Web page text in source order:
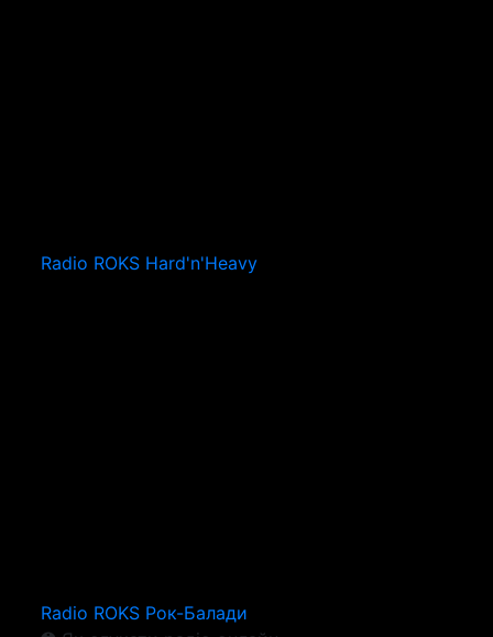
Radio ROKS Hard'n'Heavy
Radio ROKS Рок-Балади